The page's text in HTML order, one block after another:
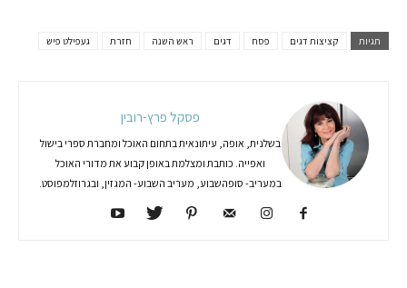
תגיות קציצות דגים פסח דגים ראש השנה חזרת געפילט פיש
פסקל פרץ-רובין
בשלנית, אופה, עיתונאית בתחום האוכל ומחברת ספרי בישול
ואפייה. כותבת ומצלמת באופן קבוע את מדורי האוכל
במעריב- סופהשבוע, מעריב השבוע- המגזין, ובגרוזלמפוסט.